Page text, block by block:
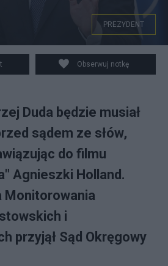
Fot. PAP/Paweł Supernak
PREZYDENT
Obserwuj notkę
Duda będzie musiał
sądem ze słów,
do filmu
Agnieszki Holland.
Monitorowania
i
przyjął Sąd Okręgowy